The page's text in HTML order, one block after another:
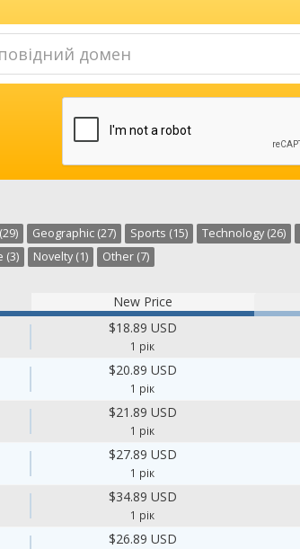
Geographic (27) Sports (15) Technology (26)
(3) Novelty (1) Other (7)
New Price
$18.89 USD
1 рік
$20.89 USD
1 рік
$21.89 USD
1 рік
$27.89 USD
1 рік
$34.89 USD
1 рік
$26.89 USD